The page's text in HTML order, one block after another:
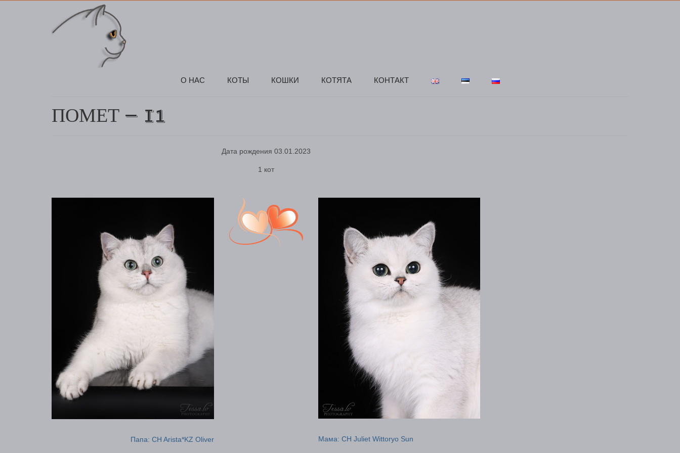
О НАС КОТЫ КОШКИ КОТЯТА КОНТАКТ
ПОМЕТ — I1
Дата рождения 03.01.2023
1 кот
Папа: CH Arista*KZ Oliver Мама: CH Juliet Wittoryo Sun